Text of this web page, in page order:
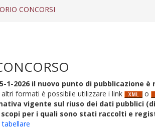
CONCORSI
1-2026 il nuovo punto di pubblicazione
altri formati è possibile utilizzare i link
o
vigente sul riuso dei dati pubblici
per i quali sono stati raccolti e